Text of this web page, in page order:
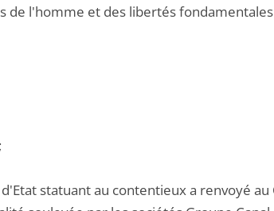
de l'homme et des libertés
statuant au contentieux a renvoyé au